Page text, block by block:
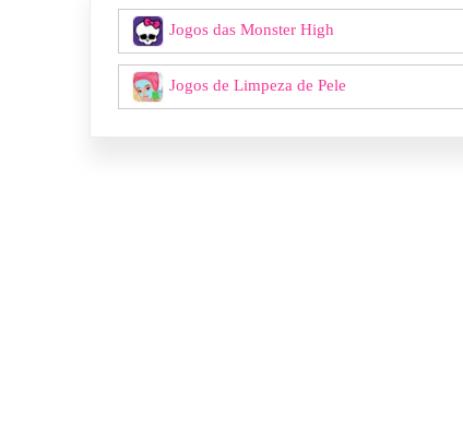
Jogos das Monster High
Jogos de Limpeza de Pele